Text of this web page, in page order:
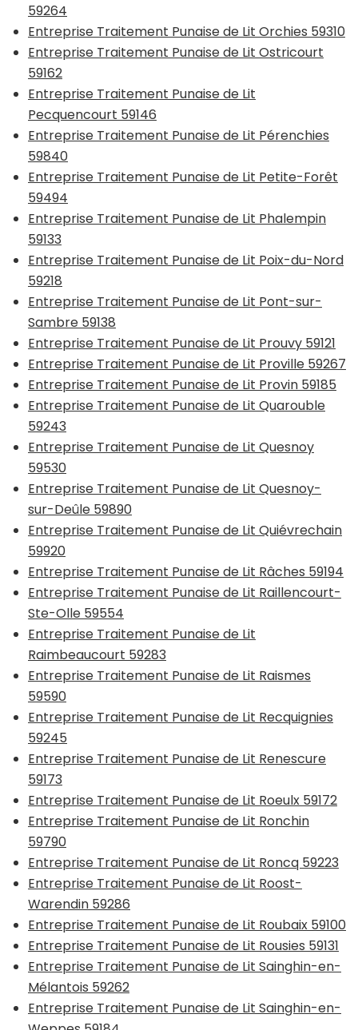
59264
Entreprise Traitement Punaise de Lit Orchies 59310
Entreprise Traitement Punaise de Lit Ostricourt
59162
Entreprise Traitement Punaise de Lit
Pecquencourt 59146
Entreprise Traitement Punaise de Lit Pérenchies
59840
Entreprise Traitement Punaise de Lit Petite-Forêt
59494
Entreprise Traitement Punaise de Lit Phalempin
59133
Entreprise Traitement Punaise de Lit Poix-du-Nord
59218
Entreprise Traitement Punaise de Lit Pont-sur-
Sambre 59138
Entreprise Traitement Punaise de Lit Prouvy 59121
Entreprise Traitement Punaise de Lit Proville 59267
Entreprise Traitement Punaise de Lit Provin 59185
Entreprise Traitement Punaise de Lit Quarouble
59243
Entreprise Traitement Punaise de Lit Quesnoy
59530
Entreprise Traitement Punaise de Lit Quesnoy-
sur-Deûle 59890
Entreprise Traitement Punaise de Lit Quiévrechain
59920
Entreprise Traitement Punaise de Lit Râches 59194
Entreprise Traitement Punaise de Lit Raillencourt-
Ste-Olle 59554
Entreprise Traitement Punaise de Lit
Raimbeaucourt 59283
Entreprise Traitement Punaise de Lit Raismes
59590
Entreprise Traitement Punaise de Lit Recquignies
59245
Entreprise Traitement Punaise de Lit Renescure
59173
Entreprise Traitement Punaise de Lit Roeulx 59172
Entreprise Traitement Punaise de Lit Ronchin
59790
Entreprise Traitement Punaise de Lit Roncq 59223
Entreprise Traitement Punaise de Lit Roost-
Warendin 59286
Entreprise Traitement Punaise de Lit Roubaix 59100
Entreprise Traitement Punaise de Lit Rousies 59131
Entreprise Traitement Punaise de Lit Sainghin-en-
Mélantois 59262
Entreprise Traitement Punaise de Lit Sainghin-en-